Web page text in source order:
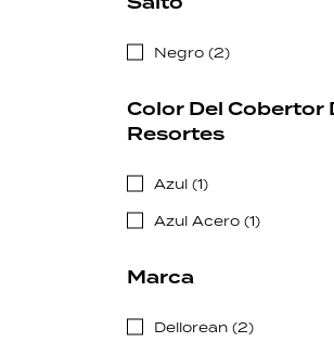
Negro (2)
Color Del Cobertor
Resortes
Azul (1)
Azul Acero (1)
Marca
Dellorean (2)